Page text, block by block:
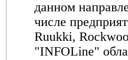
данном
числе
Ruukki,
"INFOLine"